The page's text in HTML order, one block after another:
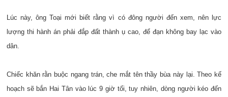
Lúc này, ông Toại mới biết rằng vì có đông người đến xem, nên lực
lượng thi hành án phải đắp đất thành ụ cao, để đạn không bay lạc vào
dân.
Chiếc khăn rằn buộc ngang trán, che mắt tên thầy bùa này lại. Theo kế
hoạch sẽ bắn Hai Tân vào lúc 9 giờ tối, tuy nhiên, dòng người kéo đến